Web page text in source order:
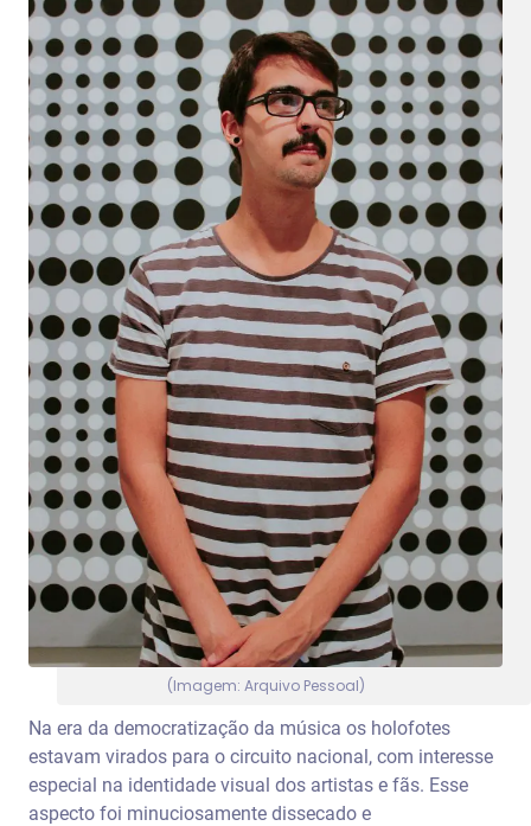
(Imagem: Arquivo Pessoal)
Na era da democratização da música os holofotes
estavam virados para o circuito nacional, com interesse
especial na identidade visual dos artistas e fãs. Esse
aspecto foi minuciosamente dissecado e